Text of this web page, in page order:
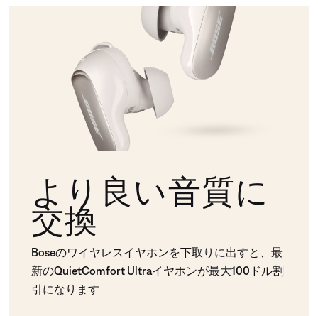
より良い音質に
交換
Boseのワイヤレスイヤホンを下取りに出すと、最
新のQuietComfort Ultraイヤホンが最大100ドル割
引になります